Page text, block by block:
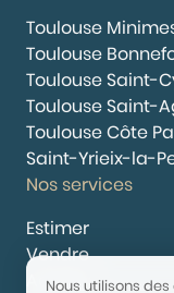
Toulouse
Toulouse
Toulouse Saint-
Toulouse Saint-
Toulouse Côte
Saint-Yrieix-la-
Nos services
Estimer
Vendre
Acheter
Nous utilisons